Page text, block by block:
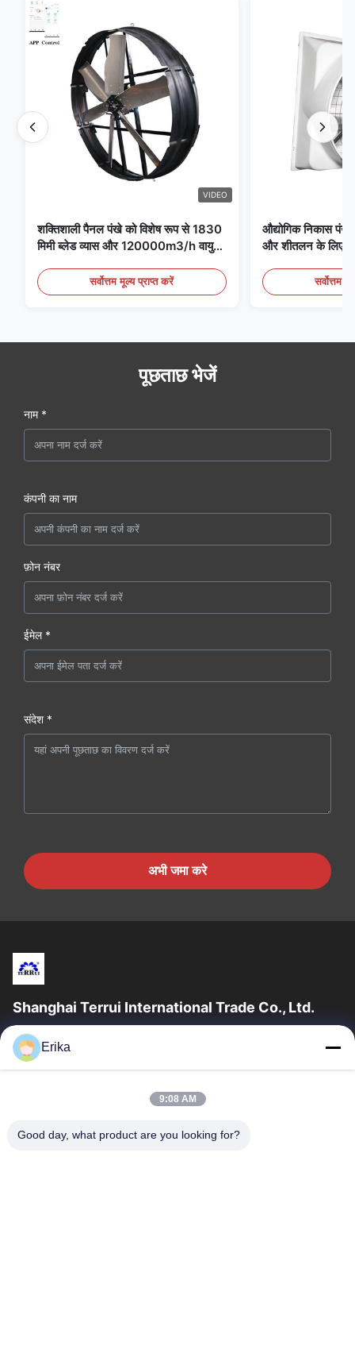
VIDEO
शक्तिशाली पैनल पंखे को विशेष रूप से 1830
मिमी ब्लेड व्यास और 120000m3/h वायु
है
सर्वोत्तम मूल्य प्राप्त करें
औद्योगिक निकास पंखे
और शीतलन के लिए
सर्वोत्तम
पूछताछ भेजें
नाम *
कंपनी का नाम
फ़ोन नंबर
ईमेल *
संदेश *
अभी जमा करे
Shanghai Terrui International Trade Co., Ltd.
शंघाई टेरुई इंटरनेशनल ट्रेड कं, लिमिटेड की स्थापना 2002 में पशुधन उपकरण के
विकास, निर्माण और बिक्री में विशेषज्ञता प्राप्त थी।
त्वरित लिंक
उत्पादों
हमारे बारे में
गुणवत्ता नियंत्रण
Erika
9:08 AM
Good day, what product are you looking for?